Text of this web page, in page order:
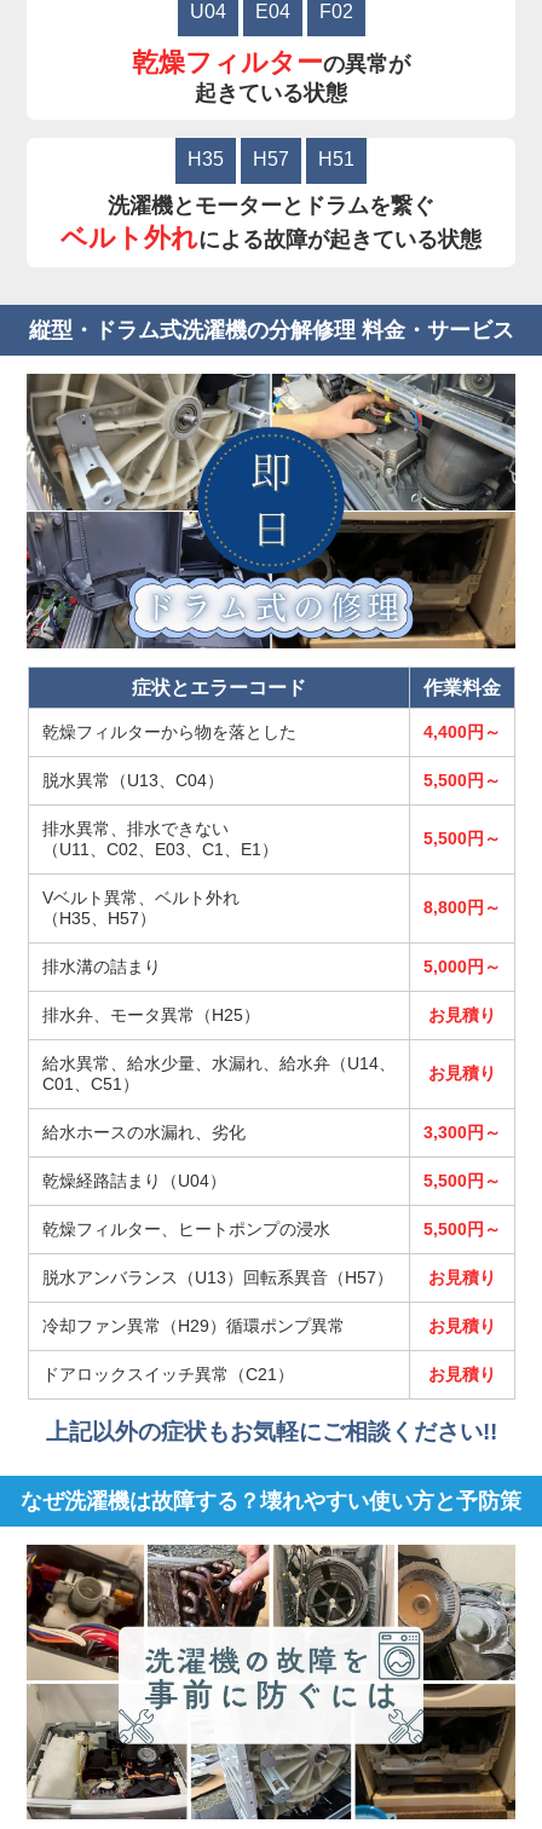
U04 E04 F02
乾燥フィルターの異常が
起きている状態
H35 H57 H51
洗濯機とモーターとドラムを繋ぐ
ベルト外れによる故障が起きている状態
縦型・ドラム式洗濯機の分解修理 料金・サービス
症状とエラーコード 作業料金
乾燥フィルターから物を落とした 4,400円～
脱水異常（U13、C04） 5,500円～
排水異常、排水できない
（U11、C02、E03、C1、E1）
5,500円～
Vベルト異常、ベルト外れ
（H35、H57）
8,800円～
排水溝の詰まり 5,000円～
排水弁、モータ異常（H25） お見積り
給水異常、給水少量、水漏れ、給水弁（U14、
C01、C51）
お見積り
給水ホースの水漏れ、劣化 3,300円～
乾燥経路詰まり（U04） 5,500円～
乾燥フィルター、ヒートポンプの浸水 5,500円～
脱水アンバランス（U13）回転系異音（H57） お見積り
冷却ファン異常（H29）循環ポンプ異常 お見積り
ドアロックスイッチ異常（C21） お見積り
上記以外の症状もお気軽にご相談ください!!
なぜ洗濯機は故障する？壊れやすい使い方と予防策